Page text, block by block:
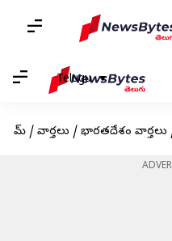
Telugu
హోమ్ / వార్తలు / భారతదేశం వార్తలు